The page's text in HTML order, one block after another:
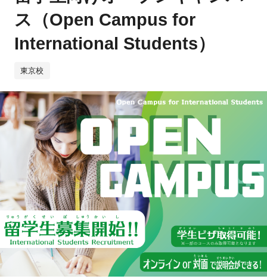
ス（Open Campus for
International Students）
東京校